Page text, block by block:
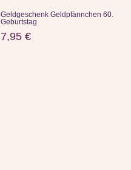
Geldgeschenk Geldpfännchen 60.
Geburtstag
7,95 €